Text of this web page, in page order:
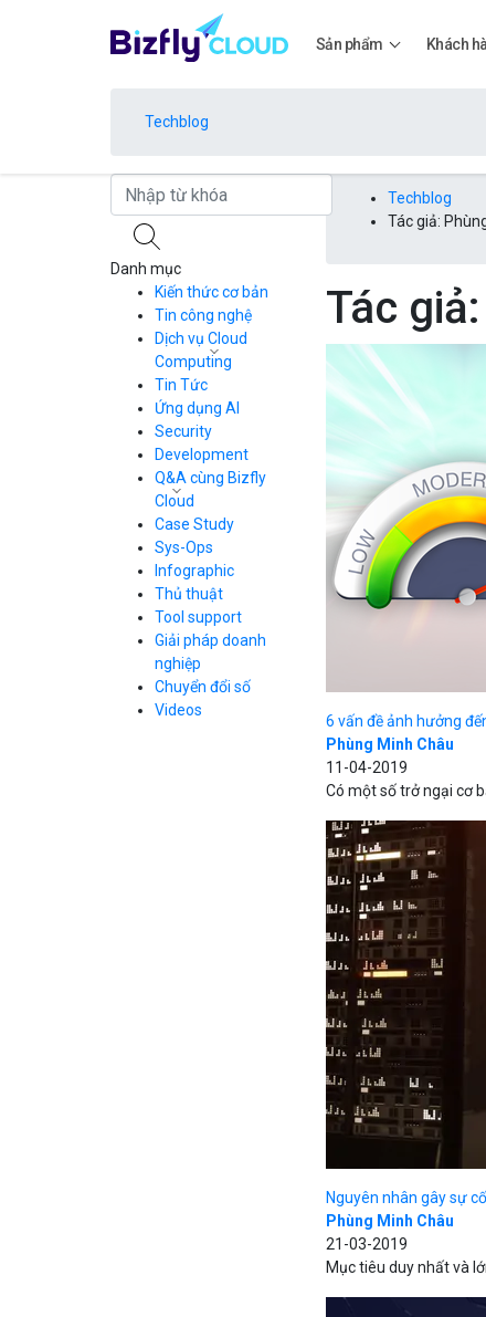
Sản phẩm
Bảng giá
Bảng giá
Bảng giá
Bảng giá
Khách
Techblog
Techblog
Tác giả:
Tác
6 vấn đề ảnh hưởng
Phùng Minh Châu
11-04-2019
Có một số trở ngại cơ
Nguyên nhân gây sự
Phùng Minh Châu
21-03-2019
Mục tiêu duy nhất và
Danh mục
Kiến thức cơ bản
Tin công nghệ
Dịch vụ Cloud
Computing
Cloud Server
CDN
Load Balancer
Auto Scaling
Container Registry
Kubernetes
Cloud Database
Call Center
Business Email
Simple Storage
VPN
Traffic Manager
Cloud VPS
Kafka
Videos
Tin Tức
Ứng dụng AI
Security
Development
Q&A cùng Bizfly
Cloud
Q&A về Bizfly
Cloud Server
Thao tác kết nối
tới server
Videos
Q&A về Bizfly
Business Email
Videos
Case Study
Sys-Ops
Infographic
Thủ thuật
Tool support
Giải pháp doanh
nghiệp
Chuyển đổi số
Videos